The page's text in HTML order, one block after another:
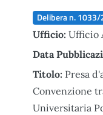
Delibera n.
Ufficio: Ufficio
Data
Titolo: Presa
Convenzione
Universitaria